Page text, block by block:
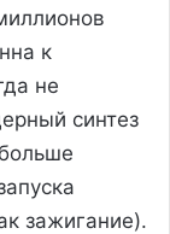
к
не
синтез
зажигание).